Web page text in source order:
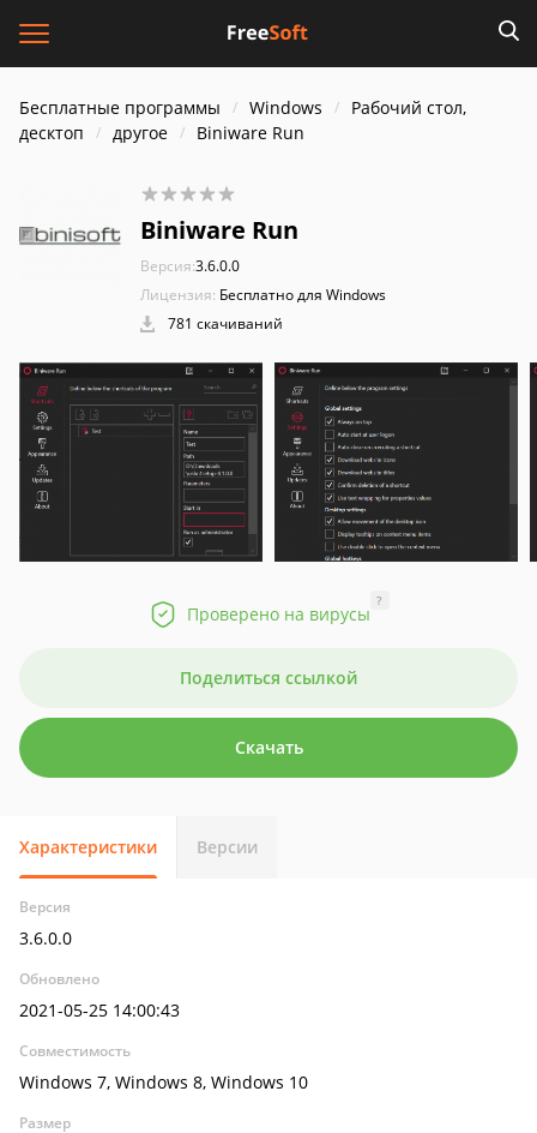
Бесплатные программы Windows
Рабочий стол,
десктоп
другое Biniware Run
Biniware Run
Версия:3.6.0.0
Лицензия: Бесплатно для Windows
781 скачиваний
Проверено на вирусы
?
Поделиться ссылкой
Скачать
Характеристики Версии
Версия
3.6.0.0
Обновлено
2021-05-25 14:00:43
Совместимость
Windows 7, Windows 8, Windows 10
Размер